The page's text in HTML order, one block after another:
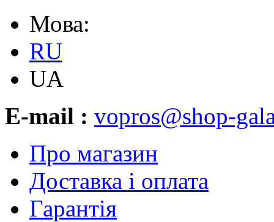
Мова:
RU
UA
E-mail : vopros@shop-
Про магазин
Доставка і оплата
Гарантія